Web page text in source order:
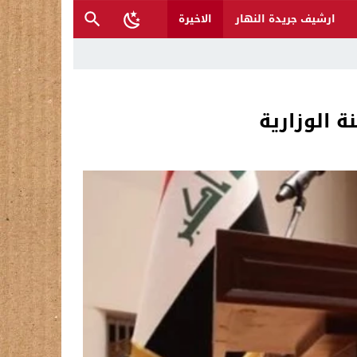
ارشيف جريدة النهار
الاخيرة
محمد صلى الله عليه وعلى آله
القصب… | د.عزيزجبر الساعدي
الوزارية